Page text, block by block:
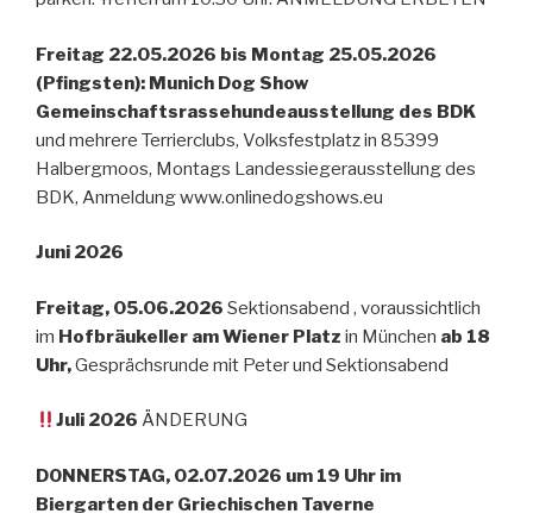
Freitag 22.05.2026 bis Montag 25.05.2026
(Pfingsten): Munich Dog Show
Gemeinschaftsrassehundeausstellung des BDK
und mehrere Terrierclubs, Volksfestplatz in 85399
Halbergmoos, Montags Landessiegerausstellung des
BDK, Anmeldung www.onlinedogshows.eu
Juni 2026
Freitag, 05.06.2026 Sektionsabend , voraussichtlich
im Hofbräukeller am Wiener Platz in München ab 18
Uhr,Gesprächsrunde mit Peter und Sektionsabend
Juli 2026 ÄNDERUNG
DONNERSTAG, 02.07.2026 um 19 Uhr im
Biergarten der Griechischen Taverne